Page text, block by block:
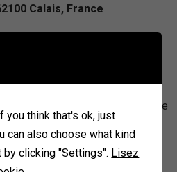
Calais, France
Men s’impose comme une
les hommes à la recherche
de barbier haut de gamme.
barbershops new-yorkais, cet
you think that's ok, just
can also choose what kind
clicking "Settings". Lisez